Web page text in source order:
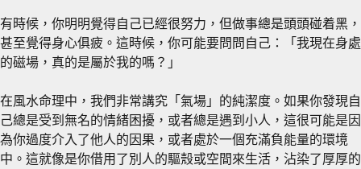
有時候，你明明覺得自己已經很努力，但做事總是頭頭碰着黑，
甚至覺得身心俱疲。這時候，你可能要問問自己：「我現在身處
的磁場，真的是屬於我的嗎？」
在風水命理中，我們非常講究「氣場」的純潔度。如果你發現自
己總是受到無名的情緒困擾，或者總是遇到小人，這很可能是因
為你過度介入了他人的因果，或者處於一個充滿負能量的環境
中。這就像是你借用了別人的驅殼或空間來生活，沾染了厚厚的